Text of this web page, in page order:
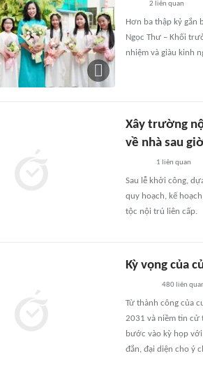
2 liên quan
Hơn ba thập kỷ gắn
Ngọc Thư – Khối
nhiệm và giàu kinh
Xây trường
về nhà sau
1 liên quan
Sau lễ khởi công,
quy hoạch, kế
tộc nội trú liên cấp.
Kỳ vọng của
480liên
Từ thành công của
2031 và niềm tin cử
bước vào kỳ họp
đắn, đại diện cho ý